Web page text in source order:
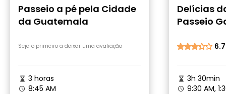
Passeio a pé pela Cidade
da Guatemala
Seja o primeiro a deixar uma avaliação
3 horas
8:45 AM
Delícias
Passeio
6.7
3h 30min
9:30 AM,